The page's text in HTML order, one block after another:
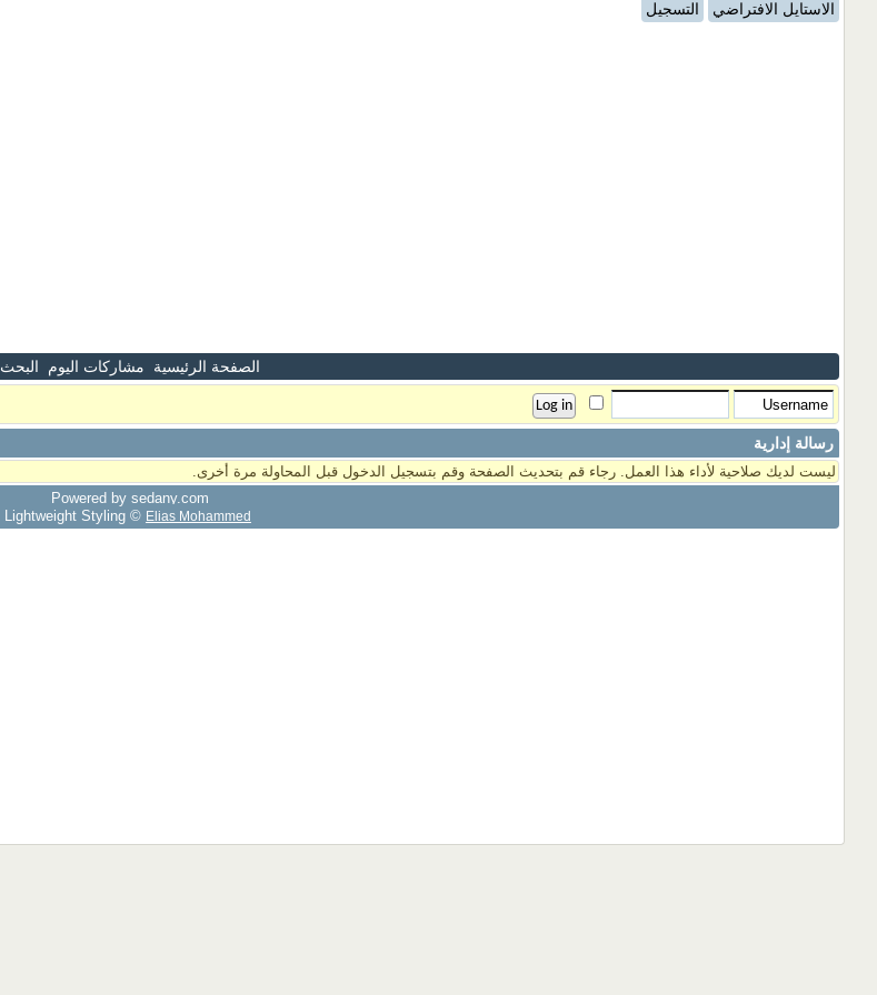
الاستايل الافتراضي
التسجيل
الصفحة الرئيسية مشاركات اليوم البحث
رسالة إدارية
ليست لديك صلاحية لأداء هذا العمل. رجاء قم بتحديث الصفحة وقم بتسجيل الدخول قبل المحاولة مرة أخرى.
Powered by sedany.com
Lightweight Styling © Elias Mohammed